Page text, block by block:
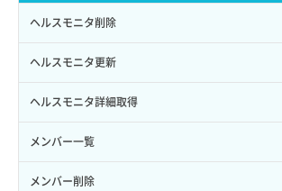
パーミッション一覧取得
ロールからパーミッションを紐づけ解除
ロールにパーミッションを紐づけ
ロール一覧取得
ロール作成
コンソールURL発行
サーバーに紐づくアドレス取得
サーバーに紐づくアドレス取得（ネットワーク指定）
サーバーに紐づくセキュリティグループ取得
サーバープラン一覧取得
セキュリティグループ ルール削除
セキュリティグループ ルール詳細取得
セキュリティグループ一覧取得
セキュリティグループ作成
セキュリティグループ削除
ヘルスモニタ削除
ヘルスモニタ更新
ヘルスモニタ詳細取得
メンバー一覧
メンバー削除